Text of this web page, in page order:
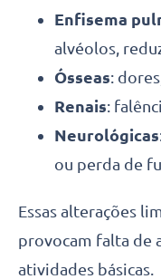
Enfisema
alvéolos,
Ósseas:
Renais:
Neurológicas
ou perda de
Essas alterações
provocam falta de
atividades básicas.